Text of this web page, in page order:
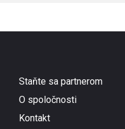
Staňte sa partnerom
O spoločnosti
Kontakt